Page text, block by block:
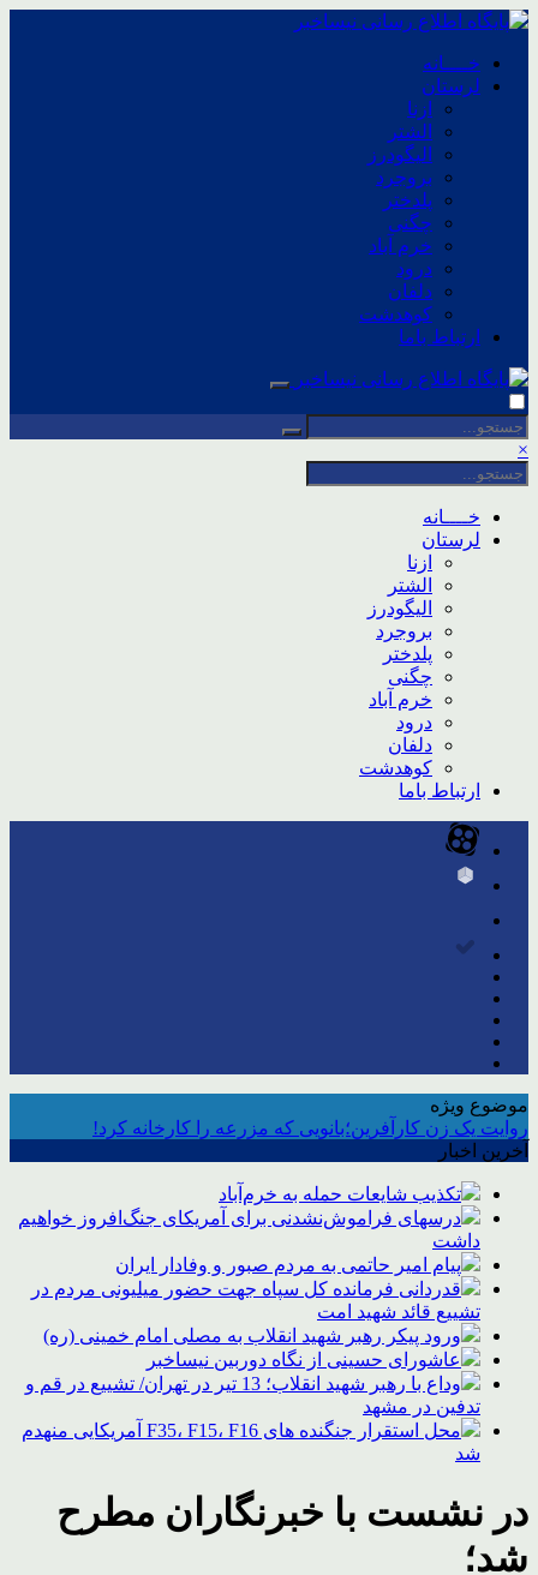
خــــانه
لرستان
ازنا
الشتر
الیگودرز
بروجرد
پلدختر
چگنی
خرم آباد
درود
دلفان
کوهدشت
ارتباط باما
×
خــــانه
لرستان
ازنا
الشتر
الیگودرز
بروجرد
پلدختر
چگنی
خرم آباد
درود
دلفان
کوهدشت
ارتباط باما
موضوع ویژه
روایت یک زن کارآفرین؛بانویی که مزرعه را کارخانه کرد!
آخرین اخبار
تکذیب شایعات حمله به خرم‌آباد
درسهای فراموش‌نشدنی برای آمریکای جنگ‌افروز خواهیم
داشت
پیام امیر حاتمی به مردم صبور و وفادار ایران
قدردانی فرمانده کل سپاه جهت حضور میلیونی مردم در
تشییع قائد شهید امت
ورود پیکر رهبر شهید انقلاب به مصلی امام خمینی (ره)
عاشورای حسینی از نگاه دوربین نیساخبر
وداع با رهبر شهید انقلاب؛ 13 تیر در تهران/ تشییع در قم و
تدفین در مشهد
محل استقرار جنگنده های F35، F15، F16 آمریکایی منهدم
شد
در نشست با خبرنگاران مطرح
شد؛